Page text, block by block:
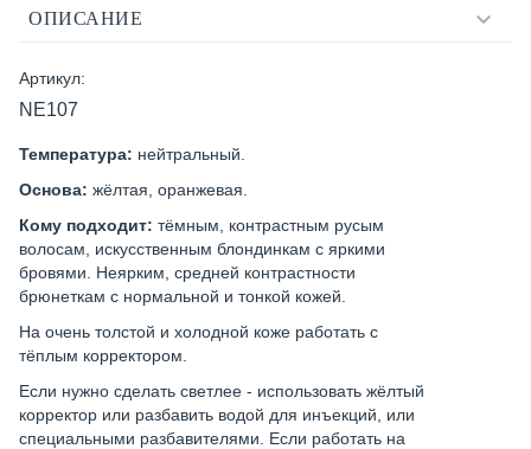
ОПИСАНИЕ
Артикул:
NE107
Температура: нейтральный.
Основа: жёлтая, оранжевая.
Кому подходит: тёмным, контрастным русым
волосам, искусственным блондинкам с яркими
бровями. Неярким, средней контрастности
брюнеткам с нормальной и тонкой кожей.
На очень толстой и холодной коже работать с
тёплым корректором.
Если нужно сделать светлее - использовать жёлтый
корректор или разбавить водой для инъекций, или
специальными разбавителями. Если работать на